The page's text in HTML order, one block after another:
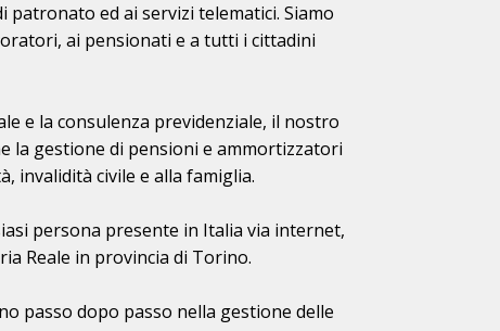
patronato ed ai servizi telematici. Siamo
ai pensionati e a tutti i cittadini
e la consulenza previdenziale, il nostro
la gestione di pensioni e ammortizzatori
invalidità civile e alla famiglia.
persona presente in Italia via internet,
Reale in provincia di Torino.
passo dopo passo nella gestione delle